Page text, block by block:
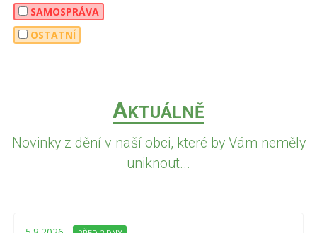
SAMOSPRÁVA
OSTATNÍ
AKTUÁLNĚ
Novinky z dění v naší obci, které by Vám neměly
uniknout...